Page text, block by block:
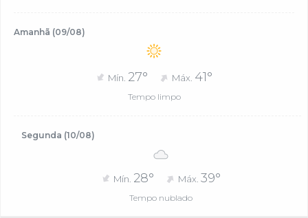
Amanhã (09/08)
Mín. 27° Máx. 41°
Tempo limpo
Segunda (10/08)
Mín. 28° Máx. 39°
Tempo nublado